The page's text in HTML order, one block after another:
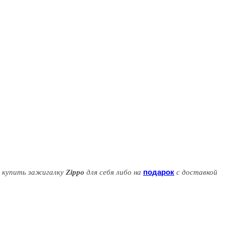
зажигалку Zippo для себя либо на подарок с доставкой